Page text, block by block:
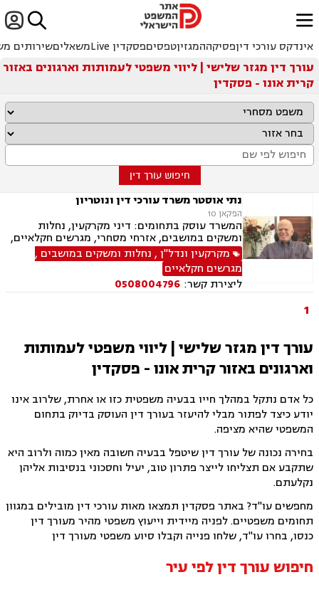

ﱐ
אינדקס עורכי דיןפסיקההמגזיןטפסיםפסקדין Live משאליםשירותים
עורך דין מגזר שלישי | ליווי משפטי לעמותות וארגונים באזור
קרית אונו - פסקדין
חיפוש עורך דין
נתי אוסטר משרד עורכי דין ונוטריון
הפקאן 10
המשרד עוסק בתחומים: דיני מקרקעין, נחלות
ומשקים במושבים, אזרחי מסחרי, מגרשים חקלאיים,
דיני תאגידים, ליווי עסקי, עסקאות מכר דירה, נדל"ן,
משפט מסחרי, מגשרים, ירושות וצוואות, העברה בין
דורית, דיני חינוך, מגזר שלישי, זכויות נשים בהריון,
נוטריון.
מקרקעין ונדל"ן, נחלות ומשקים במושבים ,
מגרשים חקלאיים
ליצירת קשר: 0508004796
1
עורך דין מגזר שלישי | ליווי משפטי לעמותות
וארגונים באזור קרית אונו - פסקדין
כל אדם נתקל במהלך חייו בבעיה משפטית כזו או אחרת, שלרוב אינו
יודע כיצד לפתור מבלי להיעזר בעורך דין העוסק בדיוק בתחום
המשפטי שהיא מציפה.
בחירה נכונה של עורך דין שיטפל בבעיה חשובה מאין כמוה ולרוב היא
שתקבע אם תצליחו לייצר פתרון טוב, יעיל וחסכוני בנסיבות אליהן
נקלעתם.
מחפשים עו"ד? באתר פסקדין תמצאו מאות עורכי דין מובילים במגוון
תחומים משפטיים. לפניה מיידית וייעוץ משפטי מהיר מעורך דין
כנסו, בחרו עו"ד, שלחו פנייה וקבלו סיוע משפטי מעורך דין
חיפוש עורך דין לפי עיר